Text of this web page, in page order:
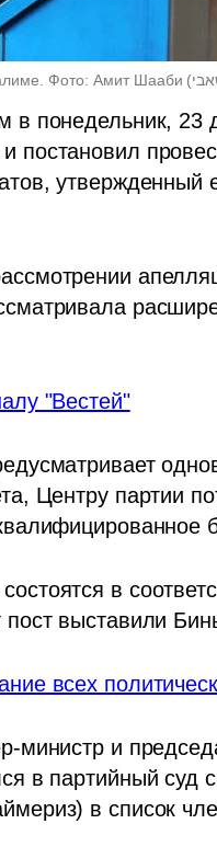
Фото: Амит Шааби (
в понедельник,
постановил
утвержденный
"Вестей"
Центру партии
в
выставили
всех
министр и
в партийный суд
в список